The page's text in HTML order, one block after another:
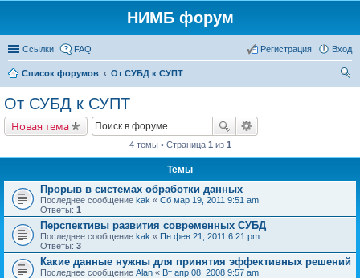
НИМБ форум
Ссылки FAQ Вход
Регистрация
Список форумов
От СУБД к СУПТ
От СУБД к СУПТ
Новая тема
4 темы • Страница 1 из 1
Темы
Прорыв в системах обработки данных
Последнее сообщение kak « Сб мар 19, 2011 9:51 am
Ответы: 1
Перспективы развития современных СУБД
Последнее сообщение kak « Пн фев 21, 2011 6:21 pm
Ответы: 3
Какие данные нужны для принятия эффективных решений
Последнее сообщение Alan « Вт апр 08, 2008 9:57 am